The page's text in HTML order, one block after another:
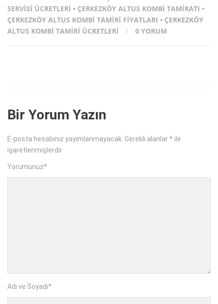
SERVISI ÜCRETLERI • ÇERKEZKÖY ALTUS KOMBI TAMIRATI •
ÇERKEZKÖY ALTUS KOMBI TAMIRI FIYATLARI • ÇERKEZKÖY
ALTUS KOMBI TAMIRI ÜCRETLERI
/ 0 YORUM
Bir Yorum Yazın
E-posta hesabınız yayımlanmayacak. Gerekli alanlar* ile
işaretlenmişlerdir
Yorumunuz*
Adı ve Soyadı*